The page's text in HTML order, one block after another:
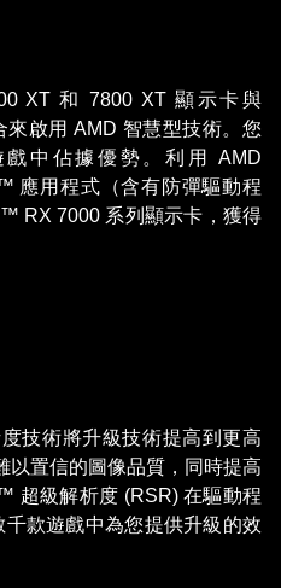
XT 和 7800 XT 顯示卡與
啟用 AMD 智慧型技術。您
中佔據優勢。利用 AMD
應用程式（含有防彈驅動程
RX 7000 系列顯示卡，獲得
技術將升級技術提高到更高
以置信的圖像品質，同時提高
超級解析度 (RSR) 在驅動程
款遊戲中為您提供升級的效